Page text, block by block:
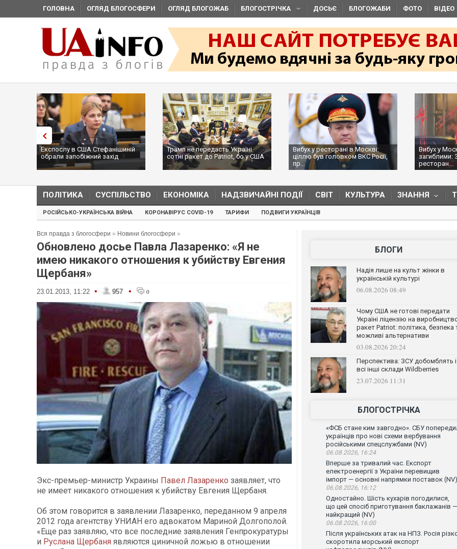
ГОЛОВНА ОГЛЯД БЛОГОСФЕРИ ОГЛЯД БЛОГОЖАБ БЛОГОСТРІЧКА ДОСЬЄ БЛОГОЖАБИ ФОТО ВІДЕО
Експослу в США Стефанішиній
обрали запобіжний захід
Трамп не передасть Україні
сотні ракет до Patriot, бо у США
...
Вибух у ресторані в Москві:
ціллю був головком ВКС Росії,
пр...
Вибух у
загиблими:
ресторан...
ПОЛІТИКА СУСПІЛЬСТВО ЕКОНОМІКА НАДЗВИЧАЙНІ ПОДІЇ СВІТ КУЛЬТУРА ЗНАННЯ
РОСІЙСЬКО-УКРАЇНСЬКА ВІЙНА КОРОНАВІРУС COVID-19 ТАРИФИ ПОДВИГИ УКРАЇНЦІВ
Вся правда з блогосфери » Новини блогосфери »
Обновлено досье Павла Лазаренко: «Я не
имею никакого отношения к убийству Евгения
Щербаня»
23.01.2013, 11:22 • 957 • 0
Экс-премьер-министр Украины Павел Лазаренко заявляет, что
не имеет никакого отношения к убийству Евгения Щербаня.
Об этом говорится в заявлении Лазаренко, переданном 9 апреля
2012 года агентству УНИАН его адвокатом Мариной Долгополой.
«Еще раз заявляю, что все последние заявления Генпрокуратуры
и Руслана Щербаня являются циничной ложью в отношении
БЛОГИ
Надія лише на культ жінки в
українській культурі
06.08.2026 08:49
Чому США не готові передати
Україні ліцензію на
ракет Patriot: політика, безпека
можливі альтернативи
03.08.2026 20:24
Перспектива: ЗСУ добомблять і
всі інші склади Wildberries
23.07.2026 11:31
БЛОГОСТРІЧКА
«ФСБ стане ким завгодно». СБУ
українців про нові схеми вербування
російськими спецслужбами (NV)
06.08.2026, 16:24
Вперше за тривалий час. Експорт
електроенергії з України перевищив
імпорт — основні напрямки поставок (NV)
06.08.2026, 16:12
Одностайно. Шість кухарів погодилися,
що цей спосіб приготування баклажанів —
найкращий (NV)
06.08.2026, 16:00
Після українських атак на НПЗ. Росія
скоротила морський експорт